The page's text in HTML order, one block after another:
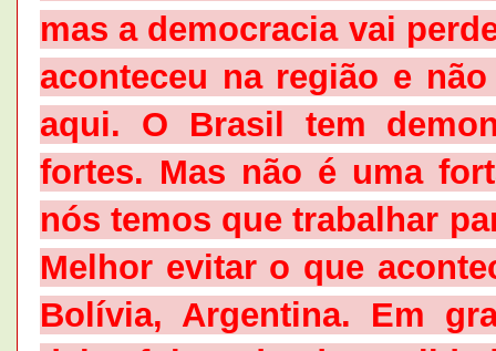
mas a democracia vai
aconteceu na região e
aqui. O Brasil tem
fortes. Mas não é uma
nós temos que trabalhar
Melhor evitar o que
Bolívia, Argentina. Em